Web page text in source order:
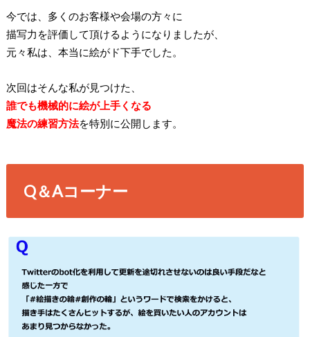
今では、多くのお客様や会場の方々に
描写力を評価して頂けるようになりましたが、
元々私は、本当に絵がド下手でした。
次回はそんな私が見つけた、
誰でも機械的に絵が上手くなる
魔法の練習方法を特別に公開します。
Q＆Aコーナー